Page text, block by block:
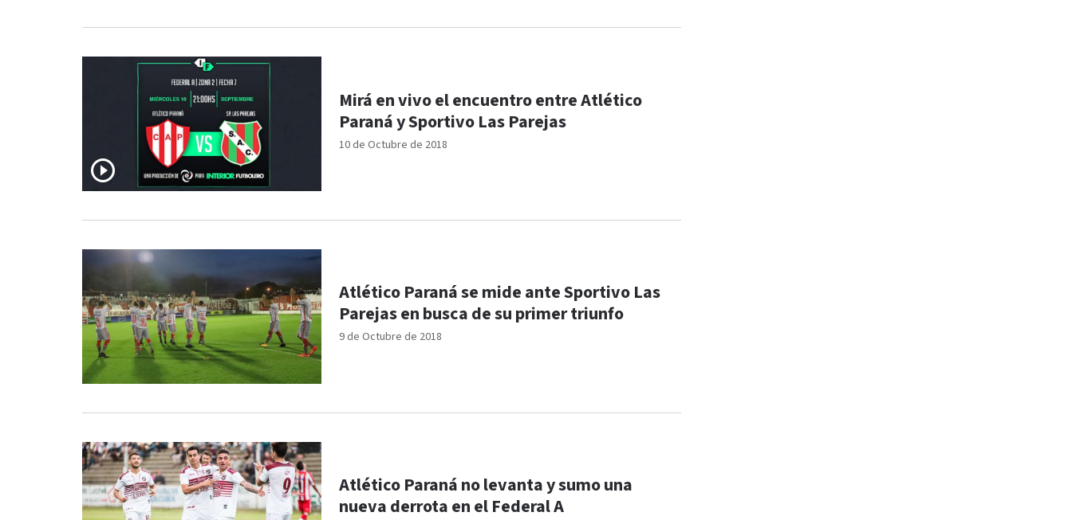
10 de Octubre de 2018
Mirá en vivo el encuentro entre Atlético
Paraná y Sportivo Las Parejas
9 de Octubre de 2018
Atlético Paraná se mide ante Sportivo Las
Parejas en busca de su primer triunfo
Atlético Paraná no levanta y sumo una
nueva derrota en el Federal A